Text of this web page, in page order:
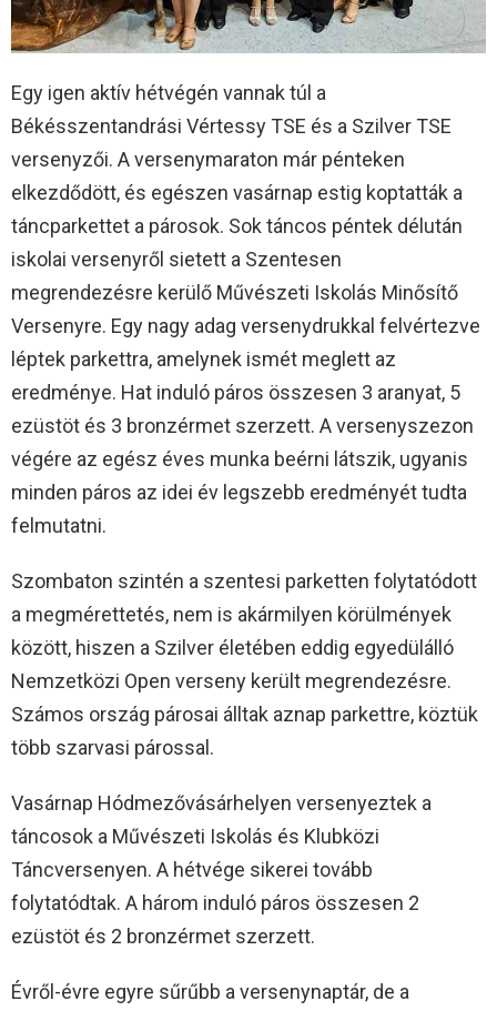
Egy igen aktív hétvégén vannak túl a
Békésszentandrási Vértessy TSE és a Szilver TSE
versenyzői. A versenymaraton már pénteken
elkezdődött, és egészen vasárnap estig koptatták a
táncparkettet a párosok. Sok táncos péntek délután
iskolai versenyről sietett a Szentesen
megrendezésre kerülő Művészeti Iskolás Minősítő
Versenyre. Egy nagy adag versenydrukkal felvértezve
léptek parkettra, amelynek ismét meglett az
eredménye. Hat induló páros összesen 3 aranyat, 5
ezüstöt és 3 bronzérmet szerzett. A versenyszezon
végére az egész éves munka beérni látszik, ugyanis
minden páros az idei év legszebb eredményét tudta
felmutatni.
Szombaton szintén a szentesi parketten folytatódott
a megmérettetés, nem is akármilyen körülmények
között, hiszen a Szilver életében eddig egyedülálló
Nemzetközi Open verseny került megrendezésre.
Számos ország párosai álltak aznap parkettre, köztük
több szarvasi párossal.
Vasárnap Hódmezővásárhelyen versenyeztek a
táncosok a Művészeti Iskolás és Klubközi
Táncversenyen. A hétvége sikerei tovább
folytatódtak. A három induló páros összesen 2
ezüstöt és 2 bronzérmet szerzett.
Évről-évre egyre sűrűbb a versenynaptár, de a